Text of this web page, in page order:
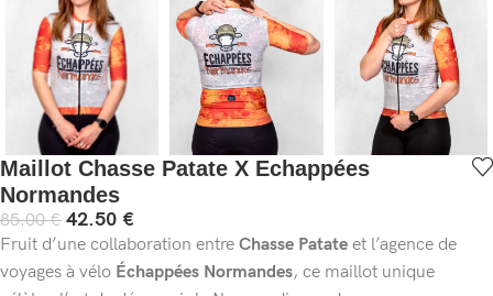
Maillot Chasse Patate X Echappées
Normandes
85.00€ 42.50 €
Fruit d’une collaboration entre Chasse Patate et l’agence de
voyages à vélo Échappées Normandes, ce maillot unique